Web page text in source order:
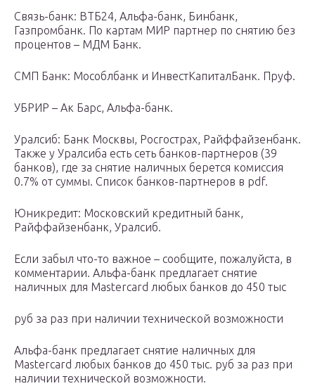
Связь-банк: ВТБ24, Альфа-банк, Бинбанк,
Газпромбанк. По картам МИР партнер по снятию без
процентов – МДМ Банк.
СМП Банк: Мособлбанк и ИнвестКапиталБанк. Пруф.
УБРИР – Ак Барс, Альфа-банк.
Уралсиб: Банк Москвы, Росгострах, Райффайзенбанк.
Также у Уралсиба есть сеть банков-партнеров (39
банков), где за снятие наличных берется комиссия
0.7% от суммы. Список банков-партнеров в pdf.
Юникредит: Московский кредитный банк,
Райффайзенбанк, Уралсиб.
Если забыл что-то важное – сообщите, пожалуйста, в
комментарии. Альфа-банк предлагает снятие
наличных для Mastercard любых банков до 450 тыс
руб за раз при наличии технической возможности
Альфа-банк предлагает снятие наличных для
Mastercard любых банков до 450 тыс. руб за раз при
наличии технической возможности.